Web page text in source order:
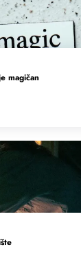
magičan